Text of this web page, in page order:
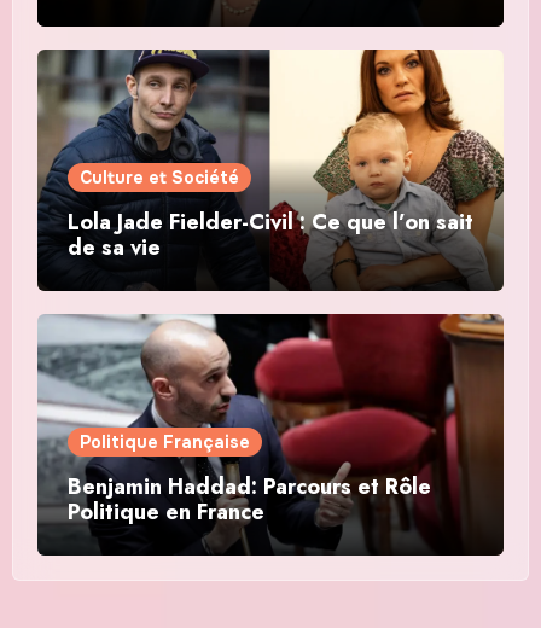
Culture et Société
Lola Jade Fielder-Civil : Ce que l’on sait
de sa vie
Politique Française
Benjamin Haddad: Parcours et Rôle
Politique en France